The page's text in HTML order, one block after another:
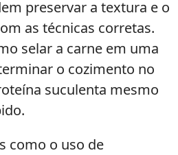
preservar a textura e o
as técnicas corretas.
selar a carne em uma
o cozimento no
suculenta mesmo
como o uso de